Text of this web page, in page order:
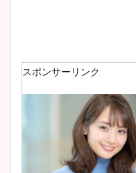
スポンサーリンク